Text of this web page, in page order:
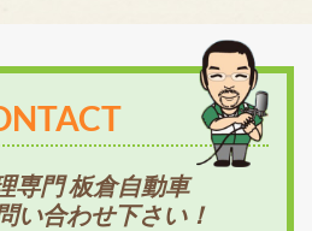
専門 板倉自動車
い合わせ下さい！